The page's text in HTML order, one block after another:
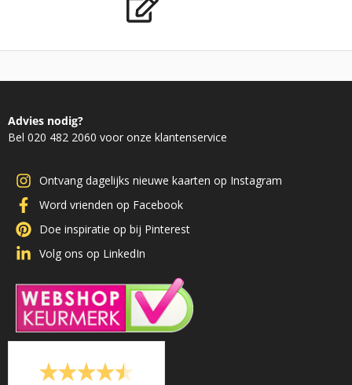
Advies nodig?
Bel 020 482 2060 voor onze klantenservice
Ontvang dagelijks nieuwe kaarten op Instagram
Word vrienden op Facebook
Doe inspiratie op bij Pinterest
Volg ons op LinkedIn